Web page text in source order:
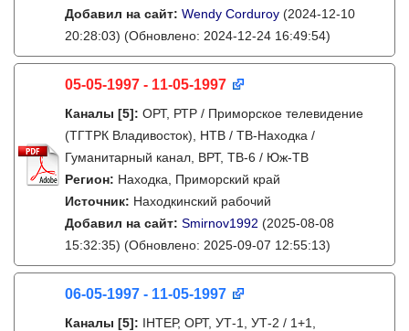
Добавил на сайт: Wendy Corduroy (2024-12-10
20:28:03) (Обновлено: 2024-12-24 16:49:54)
05-05-1997 - 11-05-1997
Каналы [5]: ОРТ, РТР / Приморское телевидение
(ТГТРК Владивосток), НТВ / ТВ-Находка /
Гуманитарный канал, ВРТ, ТВ-6 / Юж-ТВ
Регион: Находка, Приморский край
Источник: Находкинский рабочий
Добавил на сайт: Smirnov1992 (2025-08-08
15:32:35) (Обновлено: 2025-09-07 12:55:13)
06-05-1997 - 11-05-1997
Каналы [5]: IНТЕР, ОРТ, УТ-1, УТ-2 / 1+1,